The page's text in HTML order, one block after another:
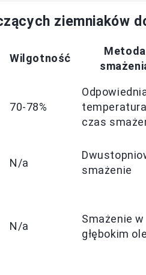
ziemniaków
Wilgotność
Metoda
70-78%
czas
N/a
smażenie
N/a
Smażenie w
głębokim